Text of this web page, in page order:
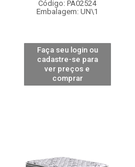
Código: PA02524
Embalagem: UN\1
Faça seu login ou
cadastre-se para
ver preços e
comprar